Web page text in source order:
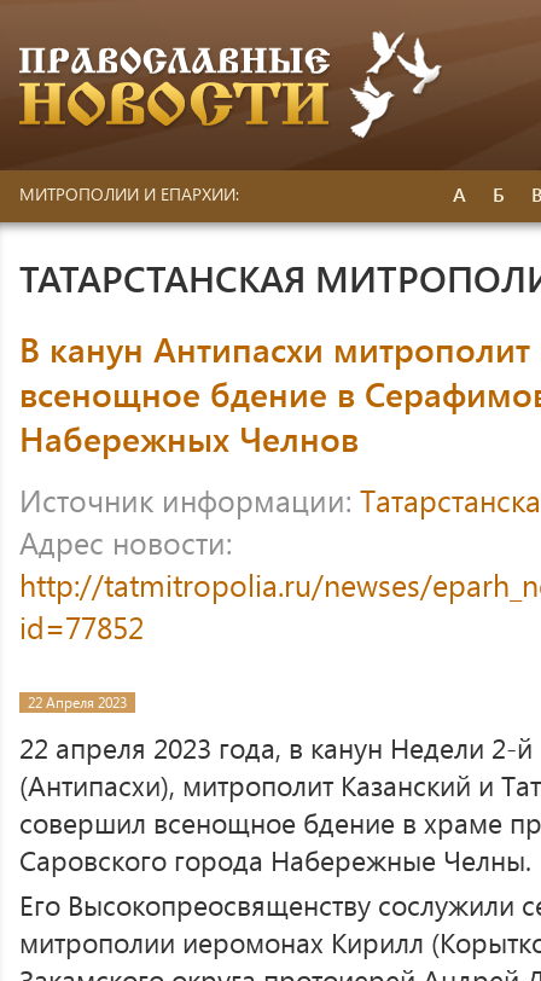
МИТРОПОЛИИ И ЕПАРХИИ: А Б
ТАТАРСТАНСКАЯ
В канун Антипасхи
всенощное бдение в
Набережных Челнов
Источник информации:
Адрес новости:
http://tatmitropolia.ru/newses/
id=77852
22 Апреля 2023
22 апреля 2023 года, в канун Недели 2-
(Антипасхи), митрополит Казанский и
совершил всенощное бдение в храме
Саровского города Набережные Челны.
Его Высокопреосвященству сослужили
митрополии иеромонах Кирилл